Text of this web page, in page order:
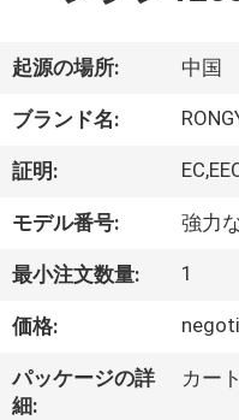
ダ
ク
ト
私
に
つ
起源の場所: 中国
ブランド名:
証明:
モデル番号: 強力
最小注文数量: 1
価格:
パッケージの詳
細:
カー